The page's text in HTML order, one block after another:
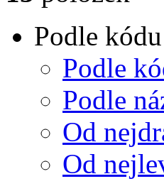
Podle
Podle
Podle
Od
Od